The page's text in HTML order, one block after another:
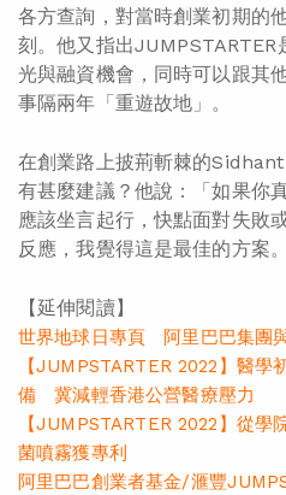
各方查詢，對當時創業初期的
刻。他又指出JUMPSTARTER
光與融資機會，同時可以跟其
事隔兩年「重遊故地」。
在創業路上披荊斬棘的
有甚麼建議？他說：「如果你
應該坐言起行，快點面對失敗
反應，我覺得這是最佳的方案。
【延伸閱讀】
世界地球日專頁 阿里巴巴集團
【JUMPSTARTER 2022】醫學
備 冀減輕香港公營醫療壓力
【JUMPSTARTER 2022】從
菌噴霧獲專利
阿里巴巴創業者基金/滙豐